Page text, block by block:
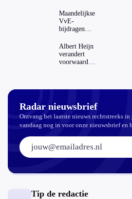
Maandelijkse
VvE-
bijdragen
dat invloed
op je
hypotheek?
Albert Heijn
verandert
voorwaarden
Radar nieuwsbrief
Ontvang het laatste nieuws rechtstreeks
vandaag nog in voor onze nieuwsbrief
E-mailadres:
Tip de redactie